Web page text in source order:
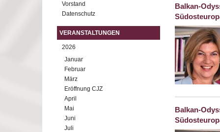
Vorstand
Datenschutz
VERANSTALTUNGEN
2026
Januar
Februar
März
Eröffnung CJZ
April
Mai
Juni
Juli
Balkan-
Balkan-